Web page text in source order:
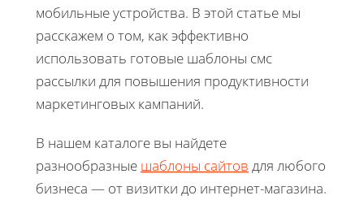
мобильные устройства. В этой статье мы
расскажем о том, как эффективно
использовать готовые шаблоны смс
рассылки для повышения продуктивности
маркетинговых кампаний.
В нашем каталоге вы найдете
разнообразные шаблоны сайтов для любого
бизнеса — от визитки до интернет-магазина.